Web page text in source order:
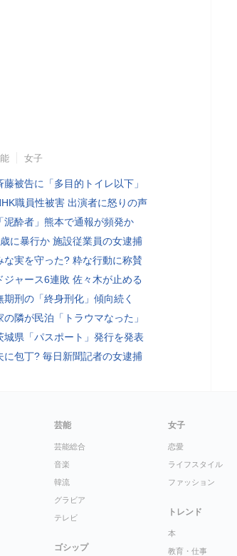
女子
藤被告に「多目的トイレ以下」
職員性被害 出演者に怒りの声
「泥酔者」熊本で通報が頻発か
に暴行か 施設従業員の女逮捕
な実を守った? 粋な行動に称賛
ジャース6連敗 佐々木が止める
期刑の「終身刑化」傾向続く
の隣が民泊「トラウマなった」
城県「パスポート」発行を発表
に包丁? 毎日新聞記者の女逮捕
芸能
芸能総合
音楽
韓流
グラビア
テレビ
ゴシップ
女子
恋愛
ライフスタイル
ファッション
トレンド
本
教育・仕事